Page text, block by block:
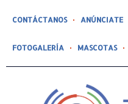
CONTÁCTANOS ANÚNCIATE
FOTOGALERÍA MASCOTAS